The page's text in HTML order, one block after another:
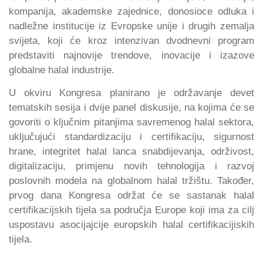
kompanija, akademske zajednice, donosioce odluka i
nadležne institucije iz Evropske unije i drugih zemalja
svijeta, koji će kroz intenzivan dvodnevni program
predstaviti najnovije trendove, inovacije i izazove
globalne halal industrije.
U okviru Kongresa planirano je održavanje devet
tematskih sesija i dvije panel diskusije, na kojima će se
govoriti o ključnim pitanjima savremenog halal sektora,
uključujući standardizaciju i certifikaciju, sigurnost
hrane, integritet halal lanca snabdijevanja, održivost,
digitalizaciju, primjenu novih tehnologija i razvoj
poslovnih modela na globalnom halal tržištu. Također,
prvog dana Kongresa održat će se sastanak halal
certifikacijskih tijela sa područja Europe koji ima za cilj
uspostavu asocijajcije europskih halal certifikacijiskih
tijela.